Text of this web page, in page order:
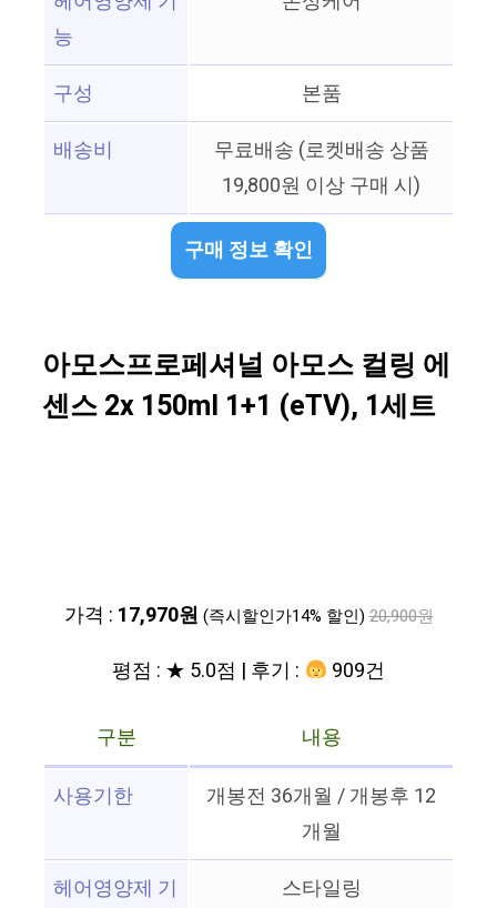
능
구성
본품
배송비
무료배송 (로켓배송 상품
19,800원 이상 구매 시)
구매 정보 확인
아모스프로페셔널 아모스 컬링 에
센스 2x 150ml 1+1 (eTV), 1세트
가격 : 17,970원 (즉시할인가14% 할인) 20,900원
평점 : ★ 5.0점 | 후기 : 909건
구분
내용
사용기한
개봉전 36개월 / 개봉후 12
개월
헤어영양제 기
스타일링